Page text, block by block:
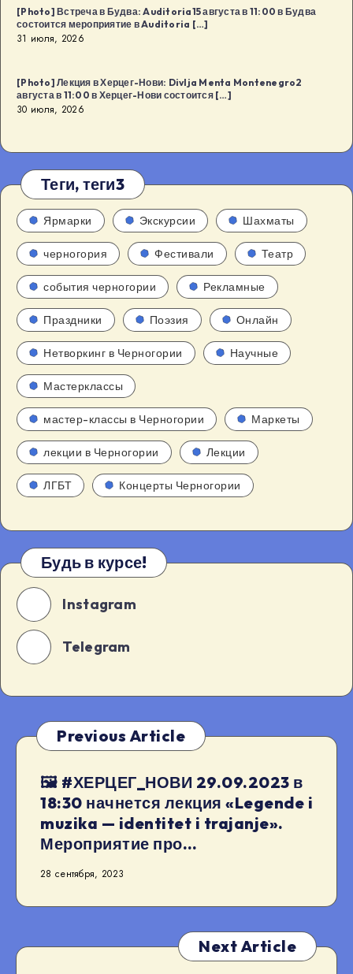
[Photo] Встреча в Будва: Auditoria15 августа в 11:00 в Будва
состоится мероприятие в Auditoria […]
31 июля, 2026
[Photo] Лекция в Херцег-Нови: Divlja Menta Montenegro2
августа в 11:00 в Херцег-Нови состоится […]
30 июля, 2026
Теги, теги3
Ярмарки Экскурсии Шахматы
черногория Фестивали Театр
события черногории Рекламные
Праздники Поэзия Онлайн
Нетворкинг в Черногории Научные
Мастерклассы
мастер-классы в Черногории Маркеты
лекции в Черногории Лекции
ЛГБТ Концерты Черногории
Будь в курсе!
Instagram
Telegram
Previous Article
🖼 #ХЕРЦЕГ_НОВИ 29.09.2023 в
18:30 начнется лекция «Legende i
muzika — identitet i trajanje».
Мероприятие про…
28 сентября, 2023
Next Article